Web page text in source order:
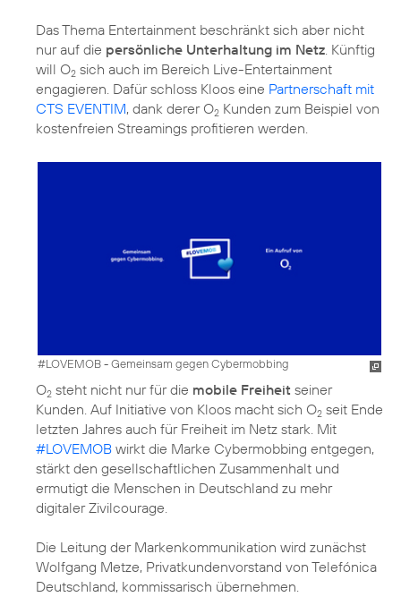
Das Thema Entertainment beschränkt sich aber nicht
nur auf die persönliche Unterhaltung im Netz . Künftig
will O2 sich auch im Bereich Live-Entertainment
engagieren. Dafür schloss Kloos eine Partnerschaft mit
CTS EVENTIM, dank derer O2 Kunden zum Beispiel von
kostenfreien Streamings profitieren werden.
#LOVEMOB - Gemeinsam gegen Cybermobbing
O2 steht nicht nur für die mobile Freiheit seiner
Kunden. Auf Initiative von Kloos macht sich O2 seit Ende
letzten Jahres auch für Freiheit im Netz stark. Mit
#LOVEMOB wirkt die Marke Cybermobbing entgegen,
stärkt den gesellschaftlichen Zusammenhalt und
ermutigt die Menschen in Deutschland zu mehr
digitaler Zivilcourage.
Die Leitung der Markenkommunikation wird zunächst
Wolfgang Metze, Privatkundenvorstand von Telefónica
Deutschland, kommissarisch übernehmen.